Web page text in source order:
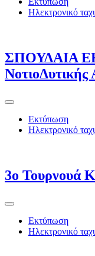
Ηλεκτρονικό
ΣΠΟΥΔΑΙΑ
Εκτύπωση
Ηλεκτρονικό
3ο Τουρνουά
Εκτύπωση
Ηλεκτρονικό